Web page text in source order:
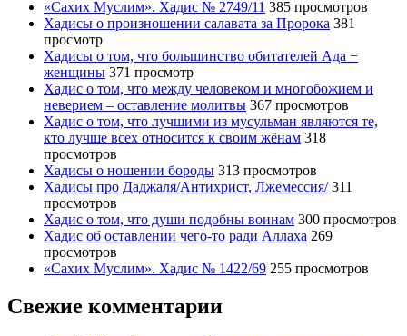
«Сахих Муслим». Хадис № 2749/11 385 просмотров
Хадисы о произношении салавата за Пророка 381
просмотр
Хадисы о том, что большинство обитателей Ада −
женщины 371 просмотр
Хадис о том, что между человеком и многобожием и
неверием – оставление молитвы 367 просмотров
Хадис о том, что лучшими из мусульман являются те,
кто лучше всех относится к своим жёнам 318
просмотров
Хадисы о ношении бороды 313 просмотров
Хадисы про Даджаля/Антихрист, Лжемессия/ 311
просмотров
Хадис о том, что души подобны воинам 300 просмотров
Хадис об оставлении чего-то ради Аллаха 269
просмотров
«Сахих Муслим». Хадис № 1422/69 255 просмотров
Свежие комментарии